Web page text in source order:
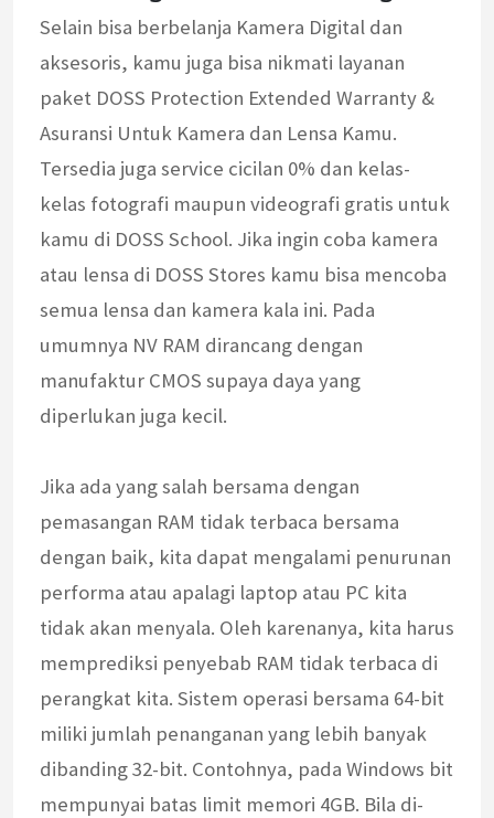
Selain bisa berbelanja Kamera Digital dan
aksesoris, kamu juga bisa nikmati layanan
paket DOSS Protection Extended Warranty &
Asuransi Untuk Kamera dan Lensa Kamu.
Tersedia juga service cicilan 0% dan kelas-
kelas fotografi maupun videografi gratis untuk
kamu di DOSS School. Jika ingin coba kamera
atau lensa di DOSS Stores kamu bisa mencoba
semua lensa dan kamera kala ini. Pada
umumnya NV RAM dirancang dengan
manufaktur CMOS supaya daya yang
diperlukan juga kecil.
Jika ada yang salah bersama dengan
pemasangan RAM tidak terbaca bersama
dengan baik, kita dapat mengalami penurunan
performa atau apalagi laptop atau PC kita
tidak akan menyala. Oleh karenanya, kita harus
memprediksi penyebab RAM tidak terbaca di
perangkat kita. Sistem operasi bersama 64-bit
miliki jumlah penanganan yang lebih banyak
dibanding 32-bit. Contohnya, pada Windows bit
mempunyai batas limit memori 4GB. Bila di-